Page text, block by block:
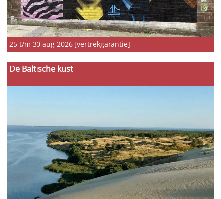
25 t/m 30 aug 2026 [vertrekgarantie]
De Baltische kust